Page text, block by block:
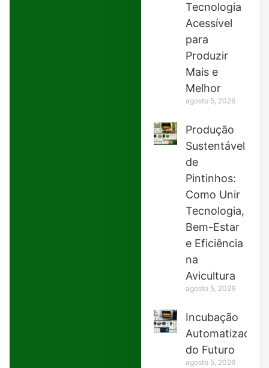
Tecnologia
Acessível
para
Produzir
Mais e
Melhor
agosto 5, 2026
Produção
Sustentável
de
Pintinhos:
Como Unir
Tecnologia,
Bem-Estar
e Eficiência
na
Avicultura
agosto 5, 2026
Incubação
Automatizada
do Futuro
agosto 5, 2026